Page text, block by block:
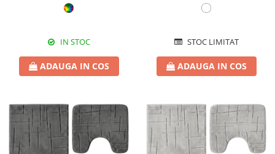
IN STOC
ADAUGA IN COS
STOC LIMITAT
ADAUGA IN COS